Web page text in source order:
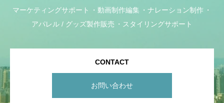
マーケティングサポート
動画制作編集
ナレーション制作
アパレル / グッズ製作販売
スタイリングサポート
CONTACT
お問い合わせ